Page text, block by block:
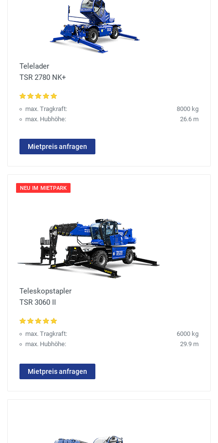
Telelader
TSR 2780 NK+
max. Tragkraft:
8000 kg
max. Hubhöhe:
26.6 m
Mietpreis anfragen
NEU IM MIETPARK
Teleskopstapler
TSR 3060 II
max. Tragkraft:
6000 kg
max. Hubhöhe:
29.9 m
Mietpreis anfragen